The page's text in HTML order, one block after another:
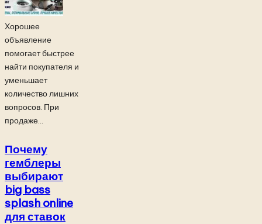
Хорошее
объявление
помогает быстрее
найти покупателя и
уменьшает
количество лишних
вопросов. При
продаже...
Почему
гемблеры
выбирают
big bass
splash online
для ставок